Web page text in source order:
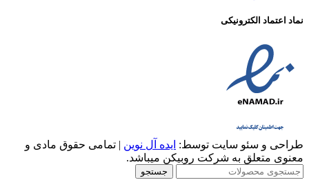
نماد اعتماد الکترونیکی
طراحی و سئو سایت توسط: ایده آل نوین | تمامی حقوق مادی و
معنوی متعلق به شرکت روبیکن میباشد.
جستجو